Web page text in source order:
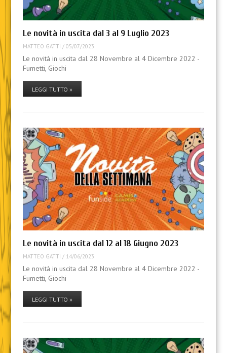
Le novità in uscita dal 3 al 9 Luglio 2023
MATTEO GATTI / 05/07/2023
Le novità in uscita dal 28 Novembre al 4 Dicembre 2022 -
Fumetti, Giochi
LEGGI TUTTO »
Le novità in uscita dal 12 al 18 Giugno 2023
MATTEO GATTI / 14/06/2023
Le novità in uscita dal 28 Novembre al 4 Dicembre 2022 -
Fumetti, Giochi
LEGGI TUTTO »